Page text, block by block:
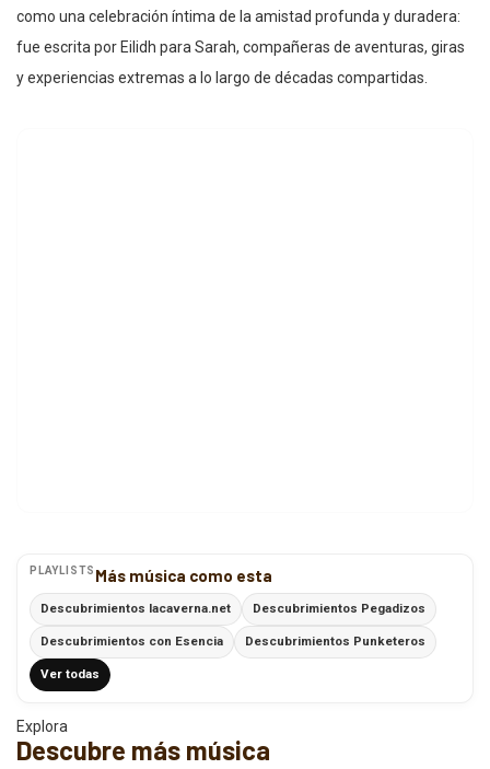
como una celebración íntima de la amistad profunda y duradera:
fue escrita por Eilidh para Sarah, compañeras de aventuras, giras
y experiencias extremas a lo largo de décadas compartidas.
PLAYLISTS Más música como esta
Descubrimientos lacaverna.net Descubrimientos Pegadizos
Descubrimientos con Esencia Descubrimientos Punketeros
Ver todas
Explora
Descubre más música